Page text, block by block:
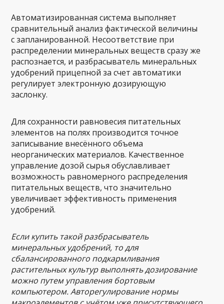
Автоматизированная система выполняет
сравнительный анализ фактической величины
с запланированной. Несоответствие при
распределении минеральных веществ сразу же
распознается, и разбрасыватель минеральных
удобрений прицепной за счет автоматики
регулирует электронную дозирующую
заслонку.
Для сохранности равновесия питательных
элементов на полях производится точное
записывание внесённого объема
неорганических материалов. Качественное
управление дозой сырья обуславливает
возможность равномерного распределения
питательных веществ, что значительно
увеличивает эффективность применения
удобрений.
Если купить такой разбрасыватель
минеральных удобрений, то для
сбалансированного подкармливания
растительных культур выполнять дозирование
можно путем управления бортовым
компьютером. Авторегулирование нормы